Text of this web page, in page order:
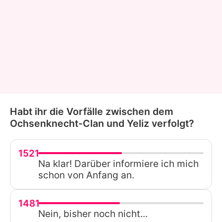
Habt ihr die Vorfälle zwischen dem
Ochsenknecht-Clan und Yeliz verfolgt?
1521
Na klar! Darüber informiere ich mich
schon von Anfang an.
1481
Nein, bisher noch nicht...